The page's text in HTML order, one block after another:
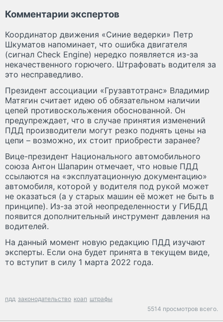
Комментарии экспертов
Координатор движения «Синие ведерки» Петр
Шкуматов напоминает, что ошибка двигателя
(сигнал Check Engine) нередко появляется из-за
некачественного горючего. Штрафовать водителя за
это несправедливо.
Президент ассоциации «Грузавтотранс» Владимир
Матягин считает идею об обязательном наличии
цепей противоскольжения обоснованной. Он
предупреждает, что в случае принятия изменений
ПДД производители могут резко поднять цены на
цепи – возможно, их стоит приобрести заранее?
Вице-президент Национального автомобильного
союза Антон Шапарин отмечает, что новые ПДД
ссылаются на «эксплуатационную документацию»
автомобиля, которой у водителя под рукой может
не оказаться (а у старых машин её может не быть в
принципе). Из-за этой неопределенности у ГИБДД
появится дополнительный инструмент давления на
водителей.
На данный момент новую редакцию ПДД изучают
эксперты. Если она будет принята в текущем виде,
то вступит в силу 1 марта 2022 года.
пдд законодательство коап штрафы
5514 просмотров всего.